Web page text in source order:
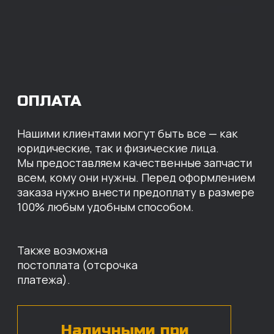
МЫ ГОТОВЫ
ПРЕДЛОЖИТЬ ВАМ
УСЛОВИЯ НА СТОИМОСТЬ
НАШИХ ЗАПЧАСТЕЙ
Оставьте свои контактные данные,
наши специалисты свяжутся с вами,
назовут цены и проконсультируют
по нужным деталям.